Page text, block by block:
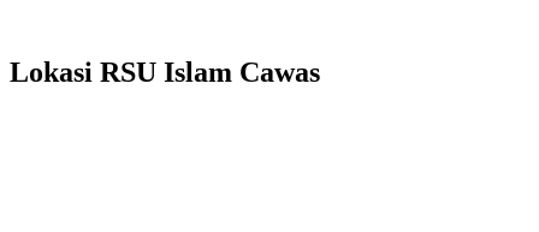
Lokasi RSU Islam Cawas